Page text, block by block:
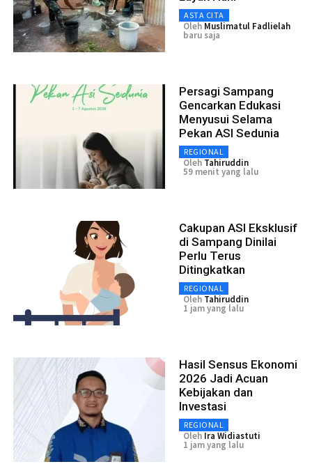
ASTA CITA
Oleh Muslimatul Fadlielah
baru saja
Persagi Sampang
Gencarkan Edukasi
Menyusui Selama
Pekan ASI Sedunia
REGIONAL
Oleh Tahiruddin
59 menit yang lalu
Cakupan ASI Eksklusif
di Sampang Dinilai
Perlu Terus
Ditingkatkan
REGIONAL
Oleh Tahiruddin
1 jam yang lalu
Hasil Sensus Ekonomi
2026 Jadi Acuan
Kebijakan dan
Investasi
REGIONAL
Oleh Ira Widiastuti
1 jam yang lalu